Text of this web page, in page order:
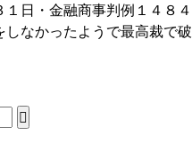
日・金融商事判例１４８４
なかったようで最高裁で破